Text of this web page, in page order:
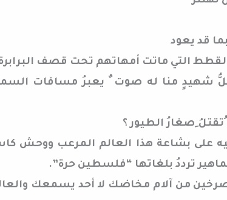
قد يعود
التي ماتت أمهاتهم تحت قصف
فكلُّ شهيدٍ منا له صوت ٌ يعبرُ مسافات
ُتقتلُ ِصغارُ الطيور ؟
على بشاعة هذا العالم المرعب ووحش
ترددُ بلغاتها “فلسطين حرة”.
من آلام مخاضك لا أحد يسمعك